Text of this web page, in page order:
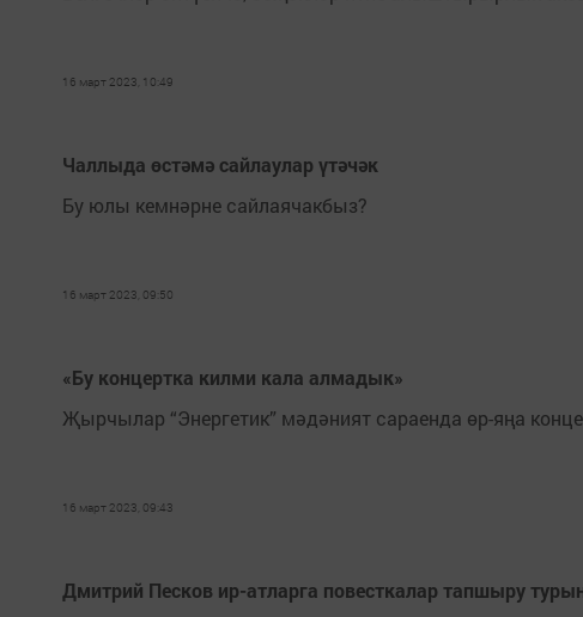
16 март 2023, 10:49
Чаллыда өстәмә сайлаулар үтәчәк
Бу юлы кемнәрне сайлаячакбыз?
16 март 2023, 09:50
«Бу концертка килми кала алмадык»
Җырчылар “Энергетик” мәдәният сараенда өр-яңа
16 март 2023, 09:43
Дмитрий Песков ир-атларга повесткалар тапшыру